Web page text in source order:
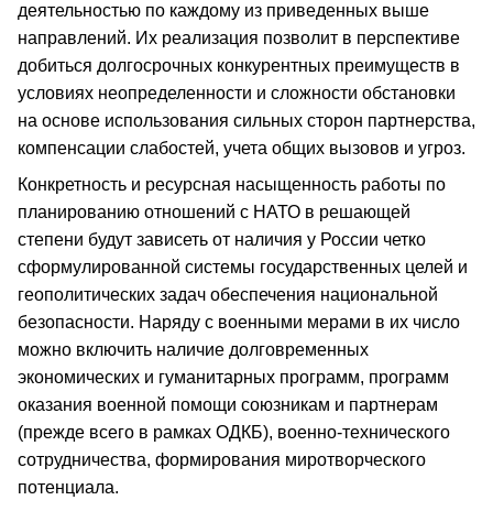
деятельностью по каждому из приведенных выше
направлений. Их реализация позволит в перспективе
добиться долгосрочных конкурентных преимуществ в
условиях неопределенности и сложности обстановки
на основе использования сильных сторон партнерства,
компенсации слабостей, учета общих вызовов и угроз.
Конкретность и ресурсная насыщенность работы по
планированию отношений с НАТО в решающей
степени будут зависеть от наличия у России четко
сформулированной системы государственных целей и
геополитических задач обеспечения национальной
безопасности. Наряду с военными мерами в их число
можно включить наличие долговременных
экономических и гуманитарных программ, программ
оказания военной помощи союзникам и партнерам
(прежде всего в рамках ОДКБ), военно-технического
сотрудничества, формирования миротворческого
потенциала.